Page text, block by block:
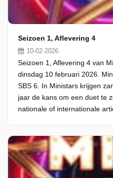
Seizoen 1, Aflevering 4
10-02-2026
Seizoen 1, Aflevering 4 van
dinsdag 10 februari 2026.
SBS 6. In Ministars krijgen
jaar de kans om een duet te
nationale of internationale